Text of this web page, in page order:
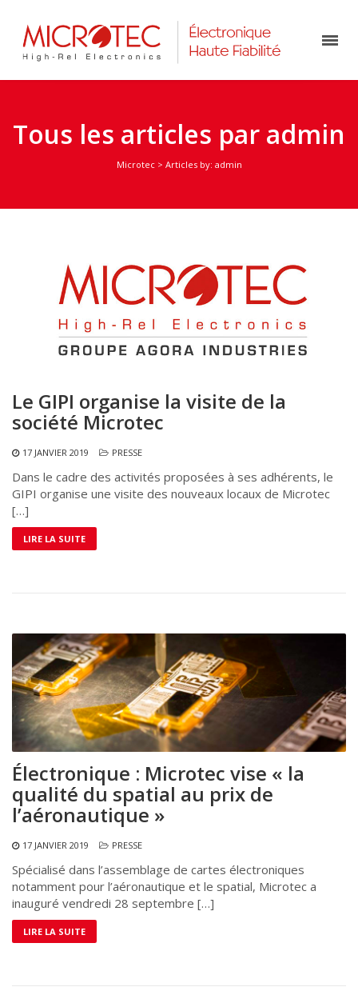
Tous les articles par admin
Microtec> Articles by: admin
Le GIPI organise la visite de la
société Microtec
17 JANVIER 2019 PRESSE
Dans le cadre des activités proposées à ses adhérents, le
GIPI organise une visite des nouveaux locaux de Microtec
[…]
LIRE LA SUITE
Électronique : Microtec vise « la
qualité du spatial au prix de
l’aéronautique »
17 JANVIER 2019 PRESSE
Spécialisé dans l’assemblage de cartes électroniques
notamment pour l’aéronautique et le spatial, Microtec a
inauguré vendredi 28 septembre […]
LIRE LA SUITE